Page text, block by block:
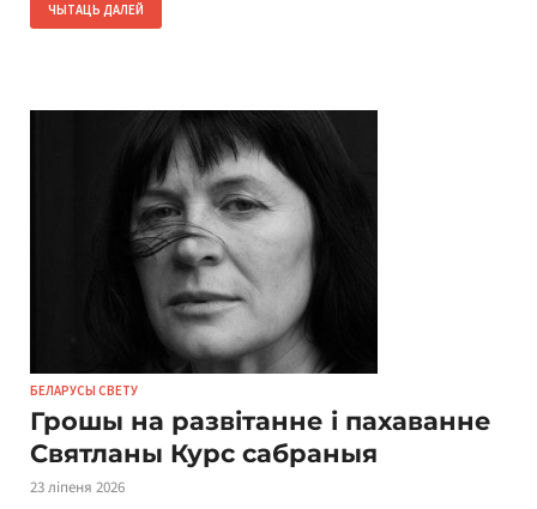
ЧЫТАЦЬ ДАЛЕЙ
БЕЛАРУСЫ СВЕТУ
Грошы на развітанне і пахаванне
Святланы Курс сабраныя
23 ліпеня 2026